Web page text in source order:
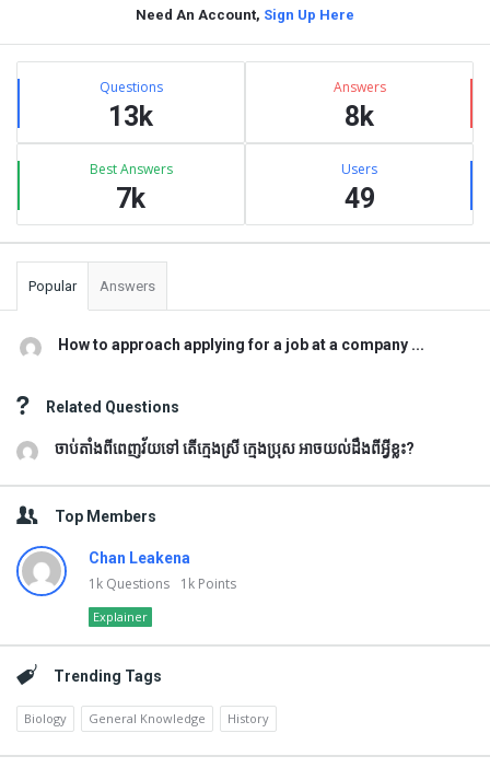
Need An Account, Sign Up Here
Sidebar
Stats Questions
13k
Answers
8k
Best Answers
7k
Users
49
Popular Answers
How to approach applying for a job at a company ...
Related Questions
ចាប់តាំងពីពេញវ័យទៅ តើក្មេងស្រី ក្មេងប្រុស អាចយល់ដឹងពីអ្វីខ្លះ?
Top Members
Chan Leakena
1k Questions 1k Points
Explainer
Trending Tags
Biology General Knowledge History